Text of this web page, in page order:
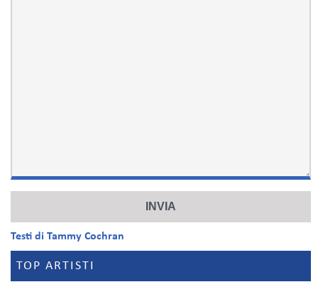
Testi di Tammy Cochran
TOP ARTISTI